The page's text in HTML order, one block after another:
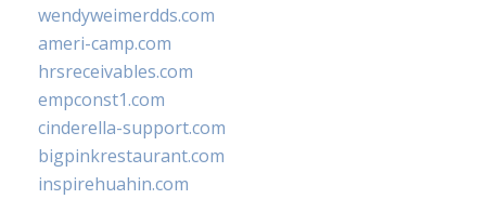
wendyweimerdds.com
ameri-camp.com
hrsreceivables.com
empconst1.com
cinderella-support.com
bigpinkrestaurant.com
inspirehuahin.com